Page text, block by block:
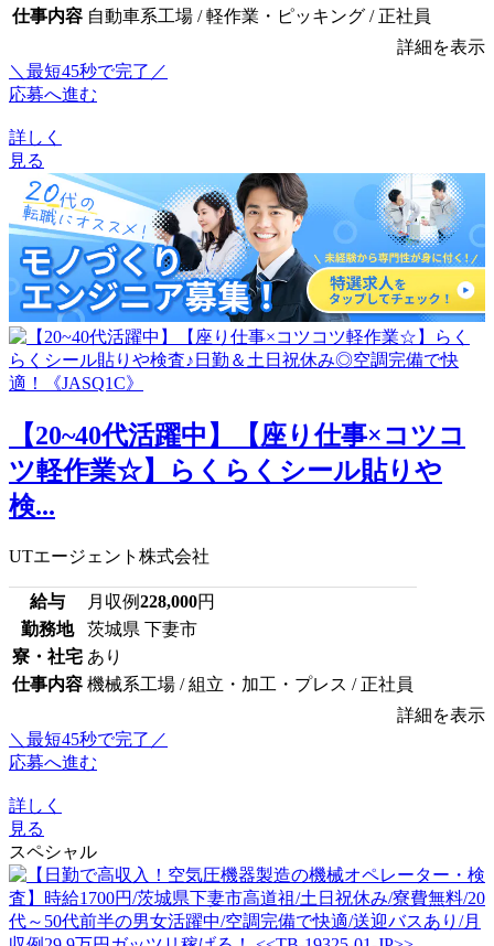
仕事内容 自動車系工場 / 軽作業・ピッキング / 正社員
詳細を表示
＼最短45秒で完了／
応募へ進む
詳しく
見る
【20~40代活躍中】【座り仕事×コツコ
ツ軽作業☆】らくらくシール貼りや
検...
UTエージェント株式会社
給与 月収例228,000円
勤務地
茨城県 下妻市
寮・社宅 あり
仕事内容 機械系工場 / 組立・加工・プレス / 正社員
詳細を表示
＼最短45秒で完了／
応募へ進む
詳しく
見る
スペシャル